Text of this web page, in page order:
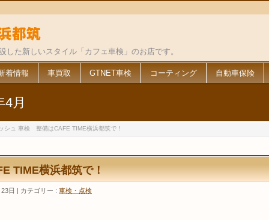
た新しいスタイル「カフェ車検」のお店です。
着情報 車買取 GTNET車検 コーティング 自動車保険
月
シュ 車検 整備はCAFE TIME横浜都筑で！
TIME横浜都筑で！
日 カテゴリー : 車検・点検